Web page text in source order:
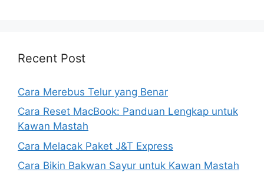
Recent Post
Cara Merebus Telur yang Benar
Cara Reset MacBook: Panduan Lengkap untuk
Kawan Mastah
Cara Melacak Paket J&T Express
Cara Bikin Bakwan Sayur untuk Kawan Mastah